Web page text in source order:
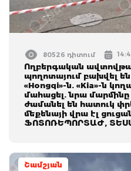
80526 դիտում
Ողբերգական
պողոտայում բախվել
«Hongqi»-ն. «Kia»-ն
մահացել. նրա մարմինը
ժամանել են հատուկ
մեքենայի վրա էլ
ՖՈՏՈՌԵՊՈՐՏԱԺ,
Շամշյան